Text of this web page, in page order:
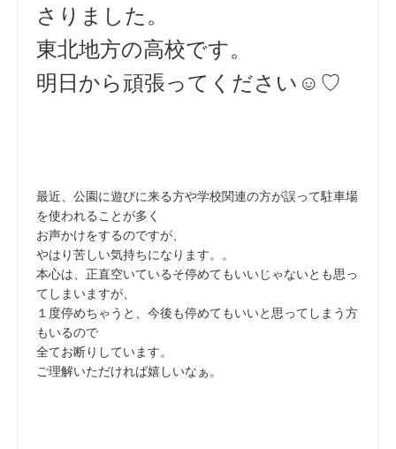
さりました。
東北地方の高校です。
明日から頑張ってください☺♡
最近、公園に遊びに来る方や学校関連の方が誤って駐車場
を使われることが多く
お声かけをするのですが、
やはり苦しい気持ちになります。。
本心は、正直空いているそ停めてもいいじゃないとも思っ
てしまいますが、
１度停めちゃうと、今後も停めてもいいと思ってしまう方
もいるので
全てお断りしています。
ご理解いただければ嬉しいなぁ。